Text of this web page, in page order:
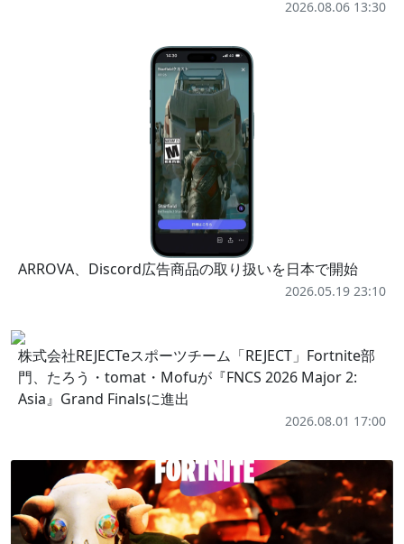
2026.08.06 13:30
ARROVA、Discord広告商品の取り扱いを日本で開始
2026.05.19 23:10
株式会社REJECTeスポーツチーム「REJECT」Fortnite部
門、たろう・tomat・Mofuが『FNCS 2026 Major 2:
Asia』Grand Finalsに進出
2026.08.01 17:00